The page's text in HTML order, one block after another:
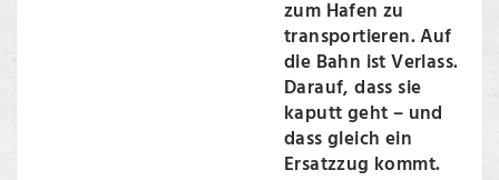
zum Hafen zu
transportieren. Auf
die Bahn ist Verlass.
Darauf, dass sie
kaputt geht – und
dass gleich ein
Ersatzzug kommt.